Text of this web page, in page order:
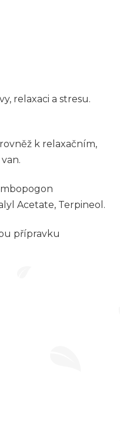
relaxaci a stresu.
k relaxačním,
Acetate, Terpineol.
přípravku